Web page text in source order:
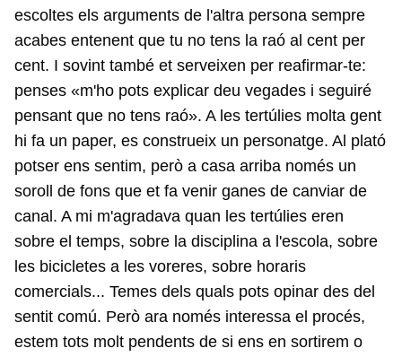
escoltes els arguments de l'altra persona sempre
acabes entenent que tu no tens la raó al cent per
cent. I sovint també et serveixen per reafirmar-te:
penses «m'ho pots explicar deu vegades i seguiré
pensant que no tens raó». A les tertúlies molta gent
hi fa un paper, es construeix un personatge. Al plató
potser ens sentim, però a casa arriba només un
soroll de fons que et fa venir ganes de canviar de
canal. A mi m'agradava quan les tertúlies eren
sobre el temps, sobre la disciplina a l'escola, sobre
les bicicletes a les voreres, sobre horaris
comercials... Temes dels quals pots opinar des del
sentit comú. Però ara només interessa el procés,
estem tots molt pendents de si ens en sortirem o